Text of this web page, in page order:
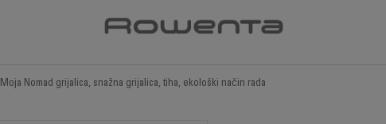
Moja Nomad grijalica, snažna grijalica, tiha, ekološki način rada